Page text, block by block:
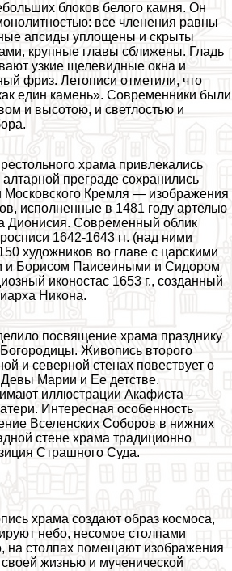
блоков белого камня. Он
все члeнения равны
апсиды уплощены и скрыты
крупные главы сближены. Гладь
узкие щелевидные окна и
фриз. Летописи отметили, что
един камень». Современники были
и высотою, и светлостью и
храма привлекались
преграде сохранились
Кремля — изображения
исполненные в 1481 году артелью
Дионисия. Современный облик
1642-1643 гг. (над ними
художников во главе с царскими
и Борисом Паисеиными и Сидором
иконостас 1653 г., созданный
Никона.
посвящение храма празднику
Живопись второго
и северной стенах повествует о
Марии и Ее детстве.
иллюстрации Акафиста —
Интересная особенность
Вселенских Соборов в нижних
стене храма традиционно
Страшного Суда.
храма создают образ космоса,
небо, несомое столпами
на столпах помещают изображения
жизнью и мученической